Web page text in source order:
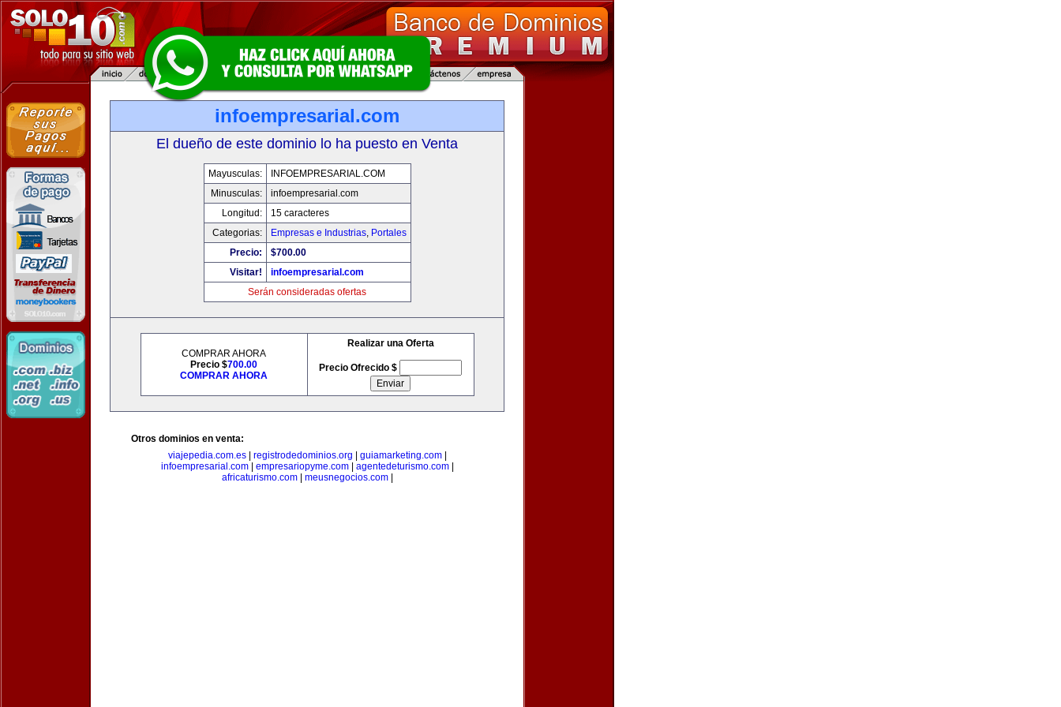
infoempresarial.com
El dueño de este dominio lo ha puesto en Venta
Mayusculas:
INFOEMPRESARIAL.COM
Minusculas:
infoempresarial.com
Longitud:
15 caracteres
Categorias:
Empresas e Industrias, Portales
Precio:
$700.00
Visitar!
infoempresarial.com
Serán consideradas ofertas
COMPRAR AHORA
Precio $700.00
COMPRAR AHORA
Realizar una Oferta
Precio Ofrecido $
Otros dominios en venta:
viajepedia.com.es| registrodedominios.org guiamarketing.com|
infoempresarial.com| empresariopyme.com| agentedeturismo.com|
africaturismo.com| meusnegocios.com|